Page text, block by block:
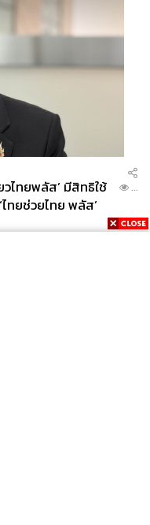
วไทยพลัส’ มีสิทธิใช้
ทยช่วยไทย พลัส’
...